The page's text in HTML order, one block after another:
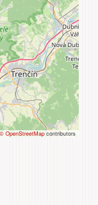
© OpenStreetMap contributors